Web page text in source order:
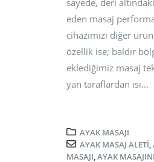
eden masaj
cihazımızı diğer
özellik ise; baldır
eklediğimiz masaj
yan taraflardan ısı...
AYAK MASAJI
AYAK MASAJ ALETI
MASAJI AYAK